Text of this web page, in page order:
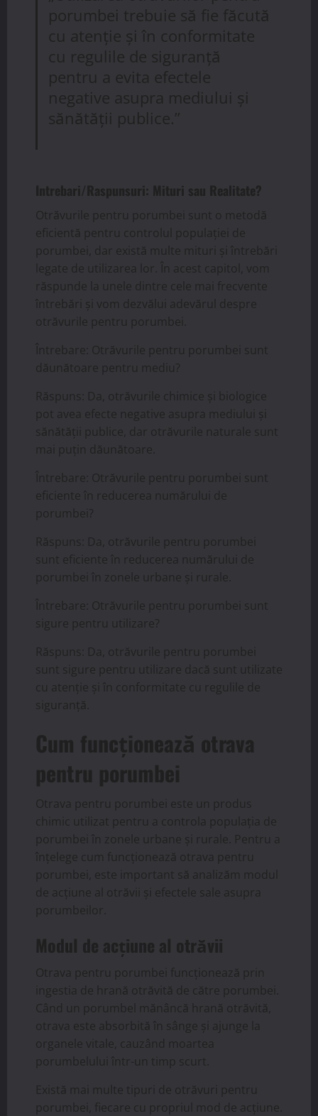
porumbei trebuie să fie făcută
cu atenție și în conformitate
cu regulile de siguranță
pentru a evita efectele
negative asupra mediului și
sănătății publice.”
Intrebari/Raspunsuri: Mituri sau Realitate?
Otrăvurile pentru porumbei sunt o metodă
eficientă pentru controlul populației de
porumbei, dar există multe mituri și întrebări
legate de utilizarea lor. În acest capitol, vom
răspunde la unele dintre cele mai frecvente
întrebări și vom dezvălui adevărul despre
otrăvurile pentru porumbei.
Întrebare: Otrăvurile pentru porumbei sunt
dăunătoare pentru mediu?
Răspuns: Da, otrăvurile chimice și biologice
pot avea efecte negative asupra mediului și
sănătății publice, dar otrăvurile naturale sunt
mai puțin dăunătoare.
Întrebare: Otrăvurile pentru porumbei sunt
eficiente în reducerea numărului de
porumbei?
Răspuns: Da, otrăvurile pentru porumbei
sunt eficiente în reducerea numărului de
porumbei în zonele urbane și rurale.
Întrebare: Otrăvurile pentru porumbei sunt
sigure pentru utilizare?
Răspuns: Da, otrăvurile pentru porumbei
sunt sigure pentru utilizare dacă sunt utilizate
cu atenție și în conformitate cu regulile de
siguranță.
Cum funcționează otrava
pentru porumbei
Otrava pentru porumbei este un produs
chimic utilizat pentru a controla populația de
porumbei în zonele urbane și rurale. Pentru a
înțelege cum funcționează otrava pentru
porumbei, este important să analizăm modul
de acțiune al otrăvii și efectele sale asupra
porumbeilor.
Modul de acțiune al otrăvii
Otrava pentru porumbei funcționează prin
ingestia de hrană otrăvită de către porumbei.
Când un porumbel mănâncă hrană otrăvită,
otrava este absorbită în sânge și ajunge la
organele vitale, cauzând moartea
porumbelului într-un timp scurt.
Există mai multe tipuri de otrăvuri pentru
porumbei, fiecare cu propriul mod de acțiune.